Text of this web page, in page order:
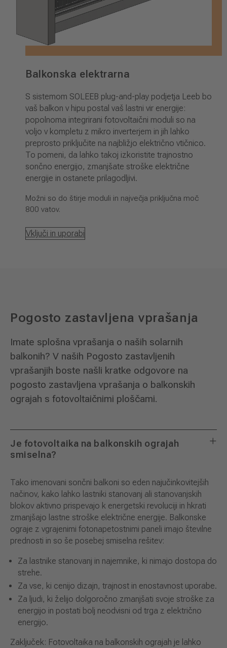
Balkonska elektrarna
S sistemom SOLEEB plug-and-play podjetja Leeb bo
vaš balkon v hipu postal vaš lastni vir energije:
popolnoma integrirani fotovoltaični moduli so na
voljo v kompletu z mikro inverterjem in jih lahko
preprosto priključite na najbližjo električno vtičnico.
To pomeni, da lahko takoj izkoristite trajnostno
sončno energijo, zmanjšate stroške električne
energije in ostanete prilagodljivi.
Možni so do štirje moduli in največja priključna moč
800 vatov.
Vključi in uporabi
Pogosto zastavljena vprašanja
Imate splošna vprašanja o naših solarnih
balkonih? V naših Pogosto zastavljenih
vprašanjih boste našli kratke odgovore na
pogosto zastavljena vprašanja o balkonskih
ograjah s fotovoltaičnimi ploščami.
Je fotovoltaika na balkonskih ograjah
smiselna?
Tako imenovani sončni balkoni so eden najučinkovitejših
načinov, kako lahko lastniki stanovanj ali stanovanjskih
blokov aktivno prispevajo k energetski revoluciji in hkrati
zmanjšajo lastne stroške električne energije. Balkonske
ograje z vgrajenimi fotonapetostnimi paneli imajo številne
prednosti in so še posebej smiselna rešitev:
Za lastnike stanovanj in najemnike, ki nimajo dostopa do
strehe.
Za vse, ki cenijo dizajn, trajnost in enostavnost uporabe.
Za ljudi, ki želijo dolgoročno zmanjšati svoje stroške za
energijo in postati bolj neodvisni od trga z električno
energijo.
Zaključek: Fotovoltaika na balkonskih ograjah je lahko